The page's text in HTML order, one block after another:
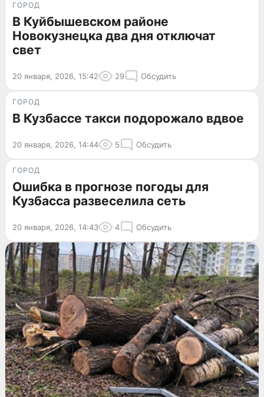
ГОРОД
В Куйбышевском районе
Новокузнецка два дня отключат
свет
20 января, 2026, 15:42 29 Обсудить
ГОРОД
В Кузбассе такси подорожало вдвое
20 января, 2026, 14:44 5 Обсудить
ГОРОД
Ошибка в прогнозе погоды для
Кузбасса развеселила сеть
20 января, 2026, 14:43 4 Обсудить